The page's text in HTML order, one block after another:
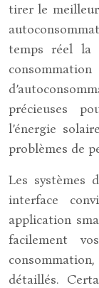
tirer le
temps réel la
précieuses
l’énergie
problèmes de
Les systèmes
interface
application
facilement
détaillés.